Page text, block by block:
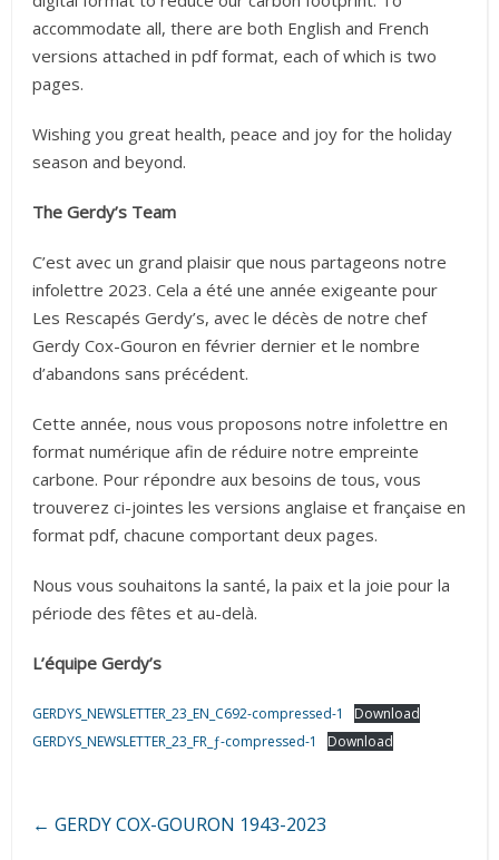
accommodate all, there are both English and French
versions attached in pdf format, each of which is two
pages.
Wishing you great health, peace and joy for the holiday
season and beyond.
The Gerdy’s Team
C’est avec un grand plaisir que nous partageons notre
infolettre 2023. Cela a été une année exigeante pour
Les Rescapés Gerdy’s, avec le décès de notre chef
Gerdy Cox-Gouron en février dernier et le nombre
d’abandons sans précédent.
Cette année, nous vous proposons notre infolettre en
format numérique afin de réduire notre empreinte
carbone. Pour répondre aux besoins de tous, vous
trouverez ci-jointes les versions anglaise et française en
format pdf, chacune comportant deux pages.
Nous vous souhaitons la santé, la paix et la joie pour la
période des fêtes et au-delà.
L’équipe Gerdy’s
GERDYS_NEWSLETTER_23_EN_C692-compressed-1
Download
GERDYS_NEWSLETTER_23_FR_ƒ-compressed-1
Download
← GERDY COX-GOURON 1943-2023